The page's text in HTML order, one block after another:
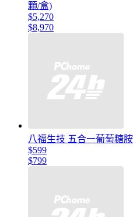
顆/盒)
$5,270
$8,970
八福生技 五合一葡萄糖
$599
$799